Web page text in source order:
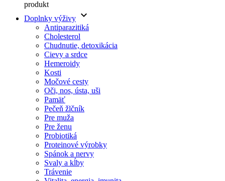
produkt
Doplnky výživy keyboard_arrow_down
Antiparazitiká
Cholesterol
Chudnutie, detoxikácia
Cievy a srdce
Hemeroidy
Kosti
Močové cesty
Oči, nos, ústa, uši
Pamäť
Pečeň žlčník
Pre muža
Pre ženu
Probiotiká
Proteinové výrobky
Spánok a nervy
Svaly a kĺby
Trávenie